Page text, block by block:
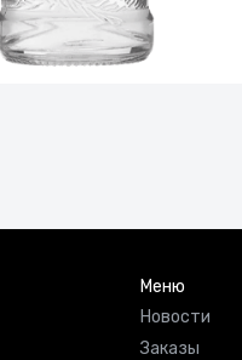
Меню
Новости
Заказы